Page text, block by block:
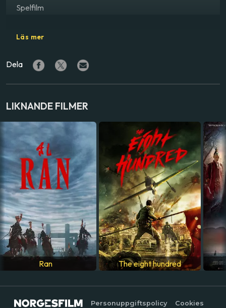
Spelfilm
Action, drama, historia
REGISSÖR
Tatsuya Nakadai ,Akira Ishihama
LAND
Japan
SPRÅK
Japanska
Läs mer
Dela
LIKNANDE FILMER
Ran The eight hundred
Personuppgiftspolicy Cookies